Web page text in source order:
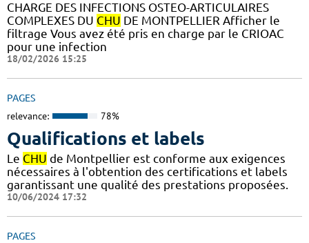
CHARGE DES INFECTIONS OSTEO-ARTICULAIRES
COMPLEXES DU CHU DE MONTPELLIER Afficher le
filtrage Vous avez été pris en charge par le CRIOAC
pour une infection
18/02/2026 15:25
PAGES
relevance: 78%
Qualifications et labels
Le CHU de Montpellier est conforme aux exigences
nécessaires à l'obtention des certifications et labels
garantissant une qualité des prestations proposées.
10/06/2024 17:32
PAGES